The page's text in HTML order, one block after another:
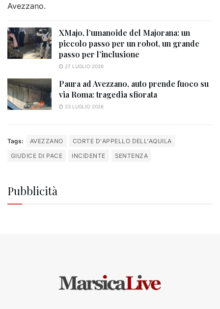
Avezzano.
XMajo, l’umanoide del Majorana: un
piccolo passo per un robot, un grande
passo per l’inclusione
27 LUGLIO 2026
Paura ad Avezzano, auto prende fuoco su
via Roma: tragedia sfiorata
23 LUGLIO 2026
Tags: AVEZZANO
CORTE D'APPELLO DELL'AQUILA
GIUDICE DI PACE
INCIDENTE SENTENZA
Pubblicità